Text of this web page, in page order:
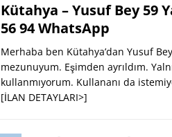
Kütahya – Yusuf Bey 59
56 94 WhatsApp
Merhaba ben Kütahya’dan Yusuf
mezunuyum. Eşimden ayrıldım.
kullanmıyorum. Kullananı da
[İLAN DETAYLARI>]